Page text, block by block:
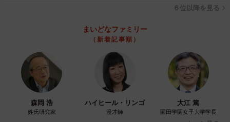
つり革のサヤには懐かしの「ファッションコミュニティ109」の広告が
６位以降を見る
まいどなファミリー
（新着記事順）
森岡 浩
姓氏研究家
ハイヒール・リンゴ
漫才師
大江 篤
園田学園女子大学学長